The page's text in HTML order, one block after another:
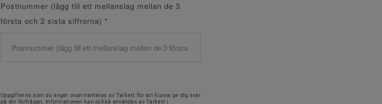
Postnummer (lägg till ett mellanslag mellan de 3
första och 2 sista siffrorna) *
Uppgifterna som du anger ovan hanteras av Tarkett för att kunna ge dig svar
på din förfrågan. Informationen kan också användas av Tarkett i